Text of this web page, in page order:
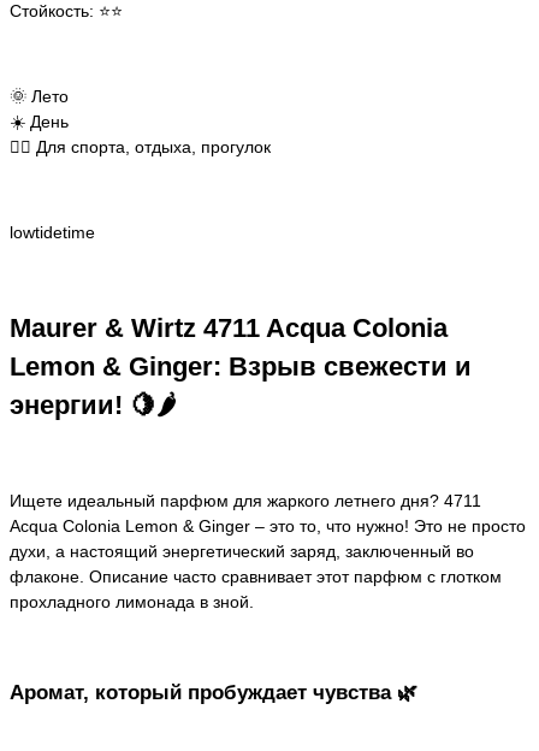
Стойкость: ⭐⭐
🌞 Лето
☀️ День
🧘‍♀️ Для спорта, отдыха, прогулок
lowtidetime
Maurer & Wirtz 4711 Acqua Colonia
Lemon & Ginger: Взрыв свежести и
энергии! 🍋🌶️
Ищете идеальный парфюм для жаркого летнего дня? 4711
Acqua Colonia Lemon & Ginger – это то, что нужно! Это не просто
духи, а настоящий энергетический заряд, заключенный во
флаконе. Описание часто сравнивает этот парфюм с глотком
прохладного лимонада в зной.
Аромат, который пробуждает чувства 🌿